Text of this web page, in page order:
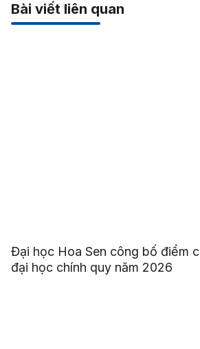
Bài viết liên quan
Đại học Hoa Sen công bố điểm
đại học chính quy năm 2026